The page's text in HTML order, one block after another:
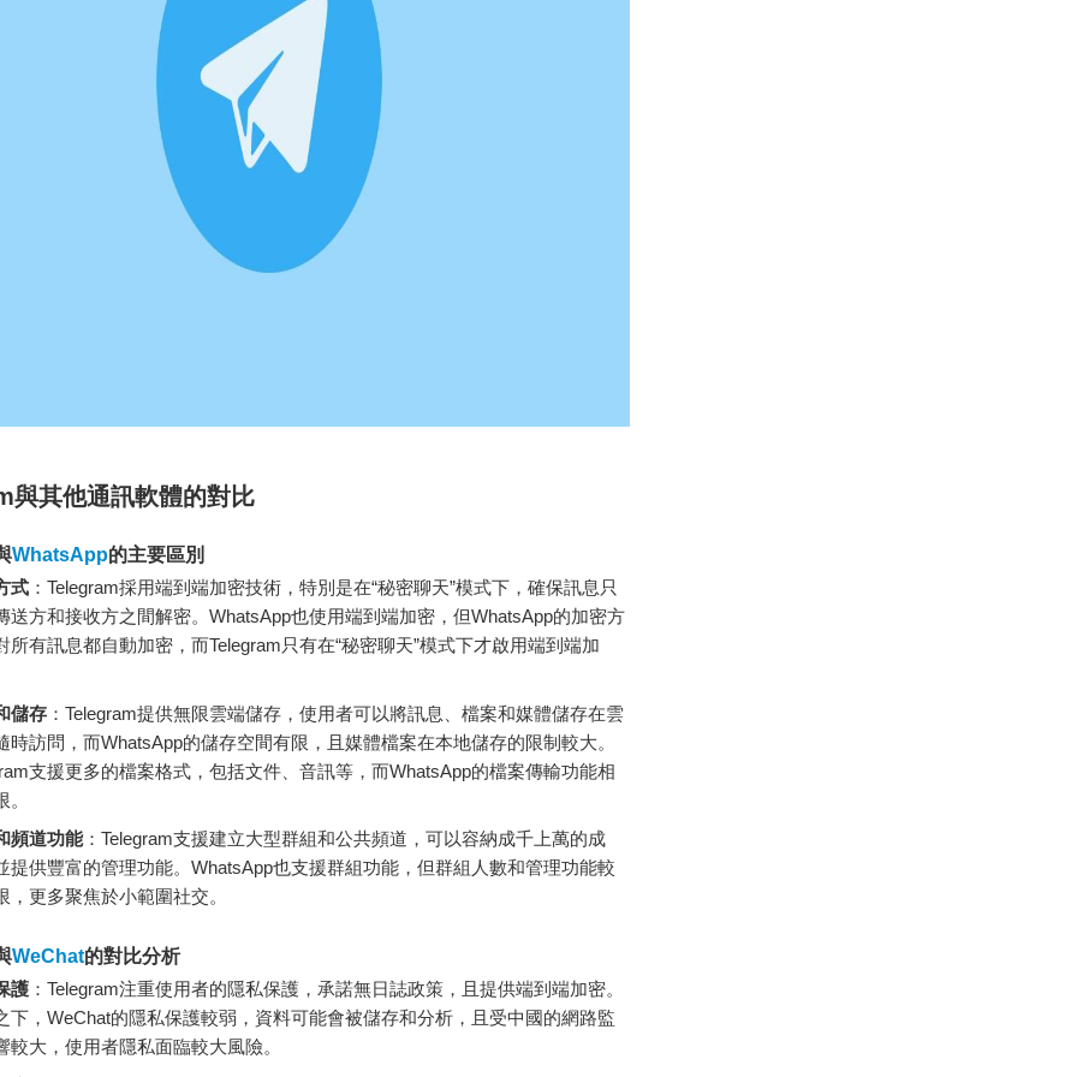
與其他通訊軟體的對比
WhatsApp的主要區別
式 ：Telegram採用端到端加密技術，特別是在“秘密聊天”模式下，確保訊息只
送方和接收方之間解密。WhatsApp也使用端到端加密，但WhatsApp的加密方
所有訊息都自動加密，而Telegram只有在“秘密聊天”模式下才啟用端到端加
儲存 ：Telegram提供無限雲端儲存，使用者可以將訊息、檔案和媒體儲存在雲
時訪問，而WhatsApp的儲存空間有限，且媒體檔案在本地儲存的限制較大。
支援更多的檔案格式，包括文件、音訊等，而WhatsApp的檔案傳輸功能相
頻道功能：Telegram支援建立大型群組和公共頻道，可以容納成千上萬的成
提供豐富的管理功能。WhatsApp也支援群組功能，但群組人數和管理功能較
，更多聚焦於小範圍社交。
WeChat的對比分析
護 ：Telegram注重使用者的隱私保護，承諾無日誌政策，且提供端到端加密。
下，WeChat的隱私保護較弱，資料可能會被儲存和分析，且受中國的網路監
較大，使用者隱私面臨較大風險。